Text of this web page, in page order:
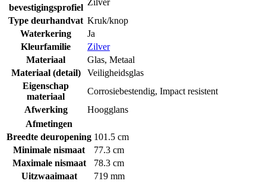
bevestigingsprofiel
Type deurhandvat Kruk/knop
Waterkering
Ja
Kleurfamilie
Zilver
Materiaal
Glas, Metaal
Materiaal (detail)
Veiligheidsglas
Eigenschap
materiaal
Corrosiebestendig, Impact resistent
Afwerking
Hoogglans
Afmetingen
Breedte deuropening 101.5 cm
Minimale nismaat
77.3 cm
Maximale nismaat
78.3 cm
Uitzwaaimaat
719 mm